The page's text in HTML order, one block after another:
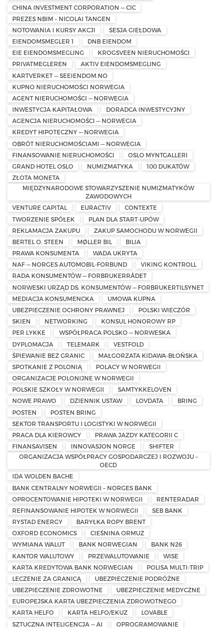
CHINA INVESTMENT CORPORATION — CIC
PREZES NBIM – NICOLAI TANGEN
NOTOWANIA I KURSY AKCJI
SESJA GIEŁDOWA
EIENDOMSMEGLER 1
DNB EIENDOM
EIE EIENDOMSMEGLING
KROGSVEEN NIERUCHOMOŚCI
PRIVATMEGLEREN
AKTIV EIENDOMSMEGLING
KARTVERKET — SEEIENDOM.NO
KUPNO NIERUCHOMOŚCI NORWEGIA
AGENT NIERUCHOMOŚCI — NORWEGIA
INWESTYCJA KAPITAŁOWA
DORADCA INWESTYCYJNY
AGENCJA NIERUCHOMOŚCI — NORWEGIA
KREDYT HIPOTECZNY — NORWEGIA
OBRÓT NIERUCHOMOŚCIAMI — NORWEGIA
FINANSOWANIE NIERUCHOMOŚCI
OSLO MYNTGALLERI
GRAND HOTEL OSLO
NUMIZMATYKA
100 DUKATÓW
ZŁOTA MONETA
MIĘDZYNARODOWE STOWARZYSZENIE NUMIZMATYKÓW
ZAWODOWYCH
VENTURE CAPITAL
EURACTIV
CONTEXTE
TWORZENIE SPÓŁEK
PLAN DLA START-UPÓW
REKLAMACJA ZAKUPU
ZAKUP SAMOCHODU W NORWEGII
BERTEL O. STEEN
MØLLER BIL
BILIA
PRAWA KONSUMENTA
WADA UKRYTA
NAF — NORGES AUTOMOBIL-FORBUND
VIKING KONTROLL
RADA KONSUMENTÓW — FORBRUKERRÅDET
NORWESKI URZĄD DS. KONSUMENTÓW — FORBRUKERTILSYNET
MEDIACJA KONSUMENCKA
UMOWA KUPNA
UBEZPIECZENIE OCHRONY PRAWNEJ
POLSKI WIECZÓR
SKIEN
NETWORKING
KONSUL HONOROWY RP
PER LYKKE
WSPÓŁPRACA POLSKO — NORWESKA
DYPLOMACJA
TELEMARK
VESTFOLD
ŚPIEWANIE BEZ GRANIC
MAŁGORZATA KIDAWA-BŁOŃSKA
SPOTKANIE Z POLONIĄ
POLACY W NORWEGII
ORGANIZACJE POLONIJNE W NORWEGII
POLSKIE SZKOŁY W NORWEGII
SAMTYKKELOVEN
NOWE PRAWO
DZIENNIK USTAW LOVDATA
BRING
POSTEN
POSTEN BRING
SEKTOR TRANSPORTU I LOGISTYKI W NORWEGII
PRACA DLA KIEROWCY
PRAWA JAZDY KATEGORII C
FINANSAVISEN
INNOVASJON NORGE
SHIFTER
ORGANIZACJA WSPÓŁPRACY GOSPODARCZEJ I ROZWOJU –
OECD
IDA WOLDEN BACHE
BANK CENTRALNY NORWEGII – NORGES BANK
OPROCENTOWANIE HIPOTEKI W NORWEGII
RENTERADAR
REFINANSOWANIE HIPOTEK W NORWEGII
SEB BANK
RYSTAD ENERGY
BARYŁKA ROPY BRENT
OXFORD ECONOMICS
CIEŚNINA ORMUZ
WYMIANA WALUT
BANK NORWEGIAN
BANK N26
KANTOR WALUTOWY
PRZEWALUTOWANIE
WISE
KARTA KREDYTOWA BANK NORWEGIAN
POLISA MULTI-TRIP
LECZENIE ZA GRANICĄ
UBEZPIECZENIE PODRÓŻNE
UBEZPIECZENIE ZDROWOTNE
UBEZPIECZENIE MEDYCZNE
EUROPEJSKA KARTA UBEZPIECZENIA ZDROWOTNEGO
KARTA HELFO
KARTA HELFO/EKUZ
LOVABLE
SZTUCZNA INTELIGENCJA — AI
OPROGRAMOWANIE